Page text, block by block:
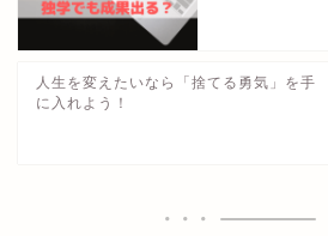
人生を変えたいなら「捨てる勇気」を手
に入れよう！